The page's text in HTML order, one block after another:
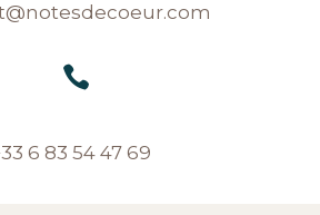

6 83 54 47 69